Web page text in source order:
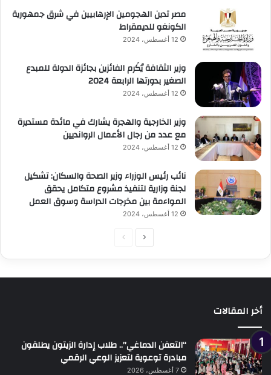
مصر تدين الهجومين الإرهابيين في شرق جمهورية
الكونغو للديمقراط
12 أغسطس، 2024
وزير الثقافة يُكَرم الفائزين بجائزة الدولة للمبدع
الصغير بدورتها الرابعة 2024
12 أغسطس، 2024
وزير الخارجية والهجرة يشارك في مائدة مستديرة
مع عدد من رجال الأعمال الروانديين
12 أغسطس، 2024
نائب رئيس الوزراء وزير الصحة والسكان: تشكيل
لجنة وزارية لتنفيذ مشروع متكامل يحقق
المواءمة بين مخرجات الدراسة وسوق العمل
12 أغسطس، 2024
الصفحةالصفحة
أخر المقالات
“التعفن الدماغي”.. طلاب إدارة الزيتون يطلقون
مبادرة توعوية لتعزيز الوعي الرقمي
7 أغسطس، 2026